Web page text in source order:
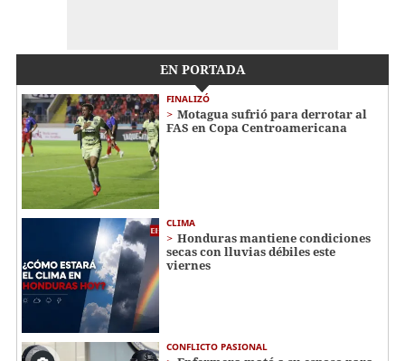
EN PORTADA
FINALIZÓ
Motagua sufrió para derrotar al
FAS en Copa Centroamericana
CLIMA
Honduras mantiene condiciones
secas con lluvias débiles este
viernes
CONFLICTO PASIONAL